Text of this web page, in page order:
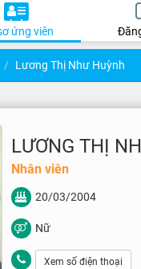
ứng viên
Lương Thị Như Huỳnh
LƯƠNG THỊ
Nhân viên
20/03/2004
Nữ
Xem số điện thoại